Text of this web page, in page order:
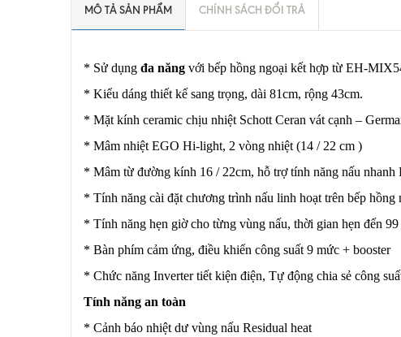
MÔ TẢ SẢN PHẨM CHÍNH SÁCH ĐỔI TRẢ
* Sử dụng đa năng với bếp hồng ngoại kết hợp từ EH-
* Kiểu dáng thiết kế sang trọng, dài 81cm, rộng 43cm.
* Mặt kính ceramic chịu nhiệt Schott Ceran vát cạnh –
* Mâm nhiệt EGO Hi-light, 2 vòng nhiệt (14 / 22 cm )
* Mâm từ đường kính 16 / 22cm, hỗ trợ tính năng nấu nhanh
* Tính năng cài đặt chương trình nấu linh hoạt trên bếp hồng
* Tính năng hẹn giờ cho từng vùng nấu, thời gian hẹn đến
* Bàn phím cảm ứng, điều khiển công suất 9 mức + booster
* Chức năng Inverter tiết kiện điện, Tự động chia sẻ công
Tính năng an toàn
* Cảnh báo nhiệt dư vùng nấu Residual heat